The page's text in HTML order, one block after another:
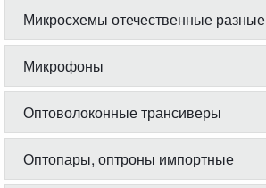
Микросхемы отечественные разные
Микрофоны
Оптоволоконные трансиверы
Оптопары, оптроны импортные